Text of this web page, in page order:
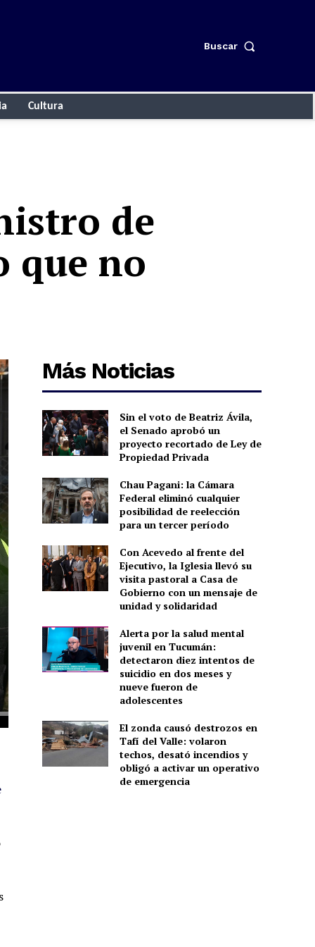
Buscar
Cultura
de
que no
Más Noticias
Sin el voto de Beatriz Ávila,
el Senado aprobó un
proyecto recortado de Ley de
Propiedad Privada
Chau Pagani: la Cámara
Federal eliminó cualquier
posibilidad de reelección
para un tercer período
Con Acevedo al frente del
Ejecutivo, la Iglesia llevó su
visita pastoral a Casa de
Gobierno con un mensaje de
unidad y solidaridad
Alerta por la salud mental
juvenil en Tucumán:
detectaron diez intentos de
suicidio en dos meses y
nueve fueron de
adolescentes
El zonda causó destrozos en
Tafí del Valle: volaron
techos, desató incendios y
obligó a activar un operativo
de emergencia